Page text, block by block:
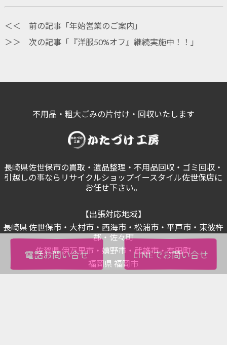
＜＜ 前の記事「年始営業のご案内 」
＞＞ 次の記事「 『洋服50%オフ』継続実施中！！ 」
不用品・粗大ごみの片付け・回収いたします
長崎県佐世保市の買取・遺品整理・不用品回収・ゴミ回収・
引越しの事ならリサイクルショップイースタイル佐世保店に
お任せ下さい。
【出張対応地域】
長崎県 佐世保市・大村市・西海市・松浦市・平戸市・東彼杵
郡・佐々町
佐賀県 伊万里市・嬉野市・武雄市・有田町
福岡県 福岡市
電話お問い合せ LINEでお問い合せ